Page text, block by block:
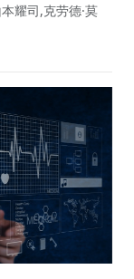
耀司,克劳德·莫